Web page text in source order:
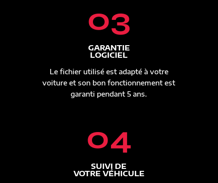
03
GARANTIE
LOGICIEL
Le fichier utilisé est adapté à votre
voiture et son bon fonctionnement est
garanti pendant 5 ans.
04
SUIVI DE
VOTRE VÉHICULE